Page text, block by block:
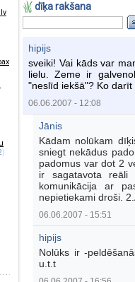
)
dīķa rakšana
hipijs
sveiki! Vai kāds var
lielu. Zeme ir
"neslīd iekšā"? Ko
06.06.2007 - 12:08
Jānis
Kādam nolūkam
sniegt nekādus
padomus var dot 2
ir sagatavota reāli
komunikācija ar
nepietiekami droši.
06.06.2007 - 15:51
hipijs
Nolūks ir -
u.t.t